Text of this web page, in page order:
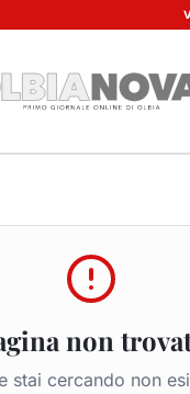
non
stai cercando non